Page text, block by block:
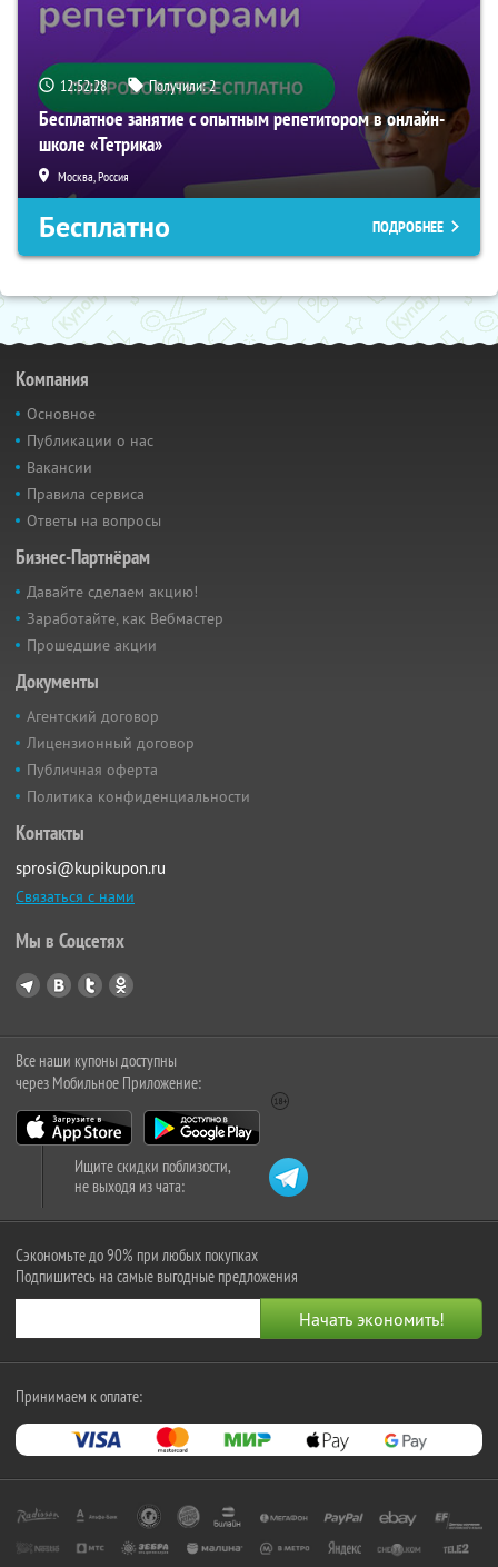
12:52:27 Получили:2
Бесплатное занятие с опытным репетитором в онлайн-
школе «Тетрика»
Москва, Россия
Бесплатно ПОДРОБНЕЕ
Компания
Основное
Публикации о нас
Вакансии
Правила сервиса
Ответы на вопросы
Бизнес-Партнёрам
Давайте сделаем акцию!
Заработайте, как Вебмастер
Прошедшие акции
Документы
Агентский договор
Лицензионный договор
Публичная оферта
Политика конфиденциальности
Контакты
sprosi@kupikupon.ru
Связаться с нами
Мы в Соцсетях
Все наши купоны доступны
через Мобильное Приложение:
Ищите скидки поблизости,
не выходя из чата:
Сэкономьте до 90% при любых покупках
Подпишитесь на самые выгодные предложения
Принимаем к оплате: